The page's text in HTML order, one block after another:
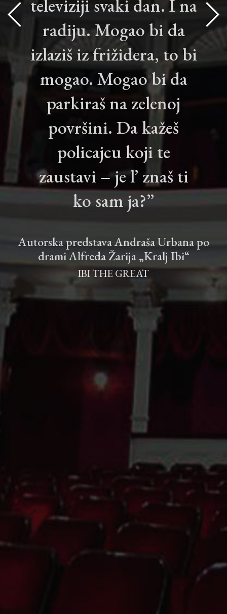
televiziji svaki dan. I na
radiju. Mogao bi da
izlaziš iz frižidera, to bi
mogao. Mogao bi da
parkiraš na zelenoj
površini. Da kažeš
policajcu koji te
zaustavi – je l’ znaš ti
ko sam ja?”
Autorska predstava Andraša Urbana po
drami Alfreda Žarija „Kralj Ibi“
IBI THE GREAT